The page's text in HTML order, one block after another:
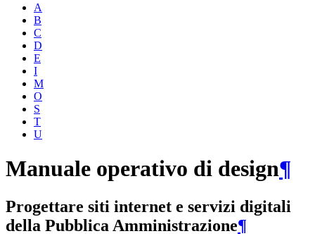
A
B
C
D
E
I
M
O
S
T
U
Manuale operativo di design¶
Progettare siti internet e servizi digitali
della Pubblica Amministrazione¶